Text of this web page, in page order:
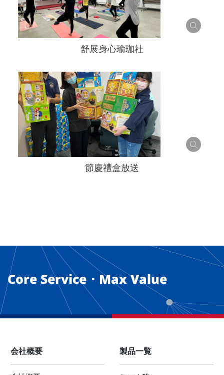
舒展身心瑜珈社
節慶禮盒放送
Core Service・Max Value
会社概要 製品一覧